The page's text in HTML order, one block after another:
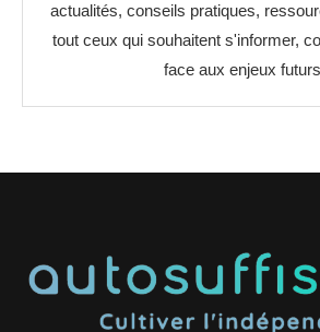
actualités, conseils pratiques,
tout ceux qui souhaitent s'informer,
face aux enjeux